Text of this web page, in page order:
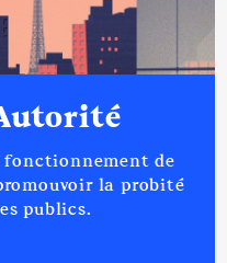
fonctionnement de
la probité
publics.